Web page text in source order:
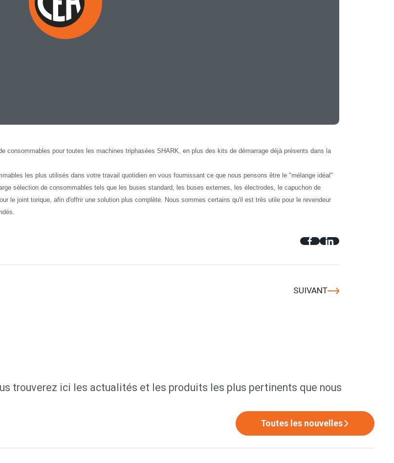
consommables pour toutes les machines triphasées SHARK, en plus des kits de démarrage déjà présents dans la
les plus utilisés dans votre travail quotidien en vous fournissant ce que nous pensons être le "mélange idéal"
sélection de consommables tels que les buses standard, les buses externes, les électrodes, le capuchon de
le joint torique, afin d'offrir une solution plus complète. Nous sommes certains qu'il est très utile pour le revendeur
SUIVANT
trouverez ici les actualités et les produits les plus pertinents que nous
Toutes les nouvelles